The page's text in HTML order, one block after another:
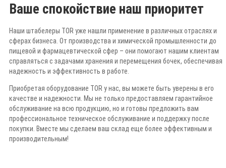
Ваше спокойствие наш приоритет
Наши штабелеры TOR уже нашли применение в различных отраслях и
сферах бизнеса. От производства и химической промышленности до
пищевой и фармацевтической сфер – они помогают нашим клиентам
справляться с задачами хранения и перемещения бочек, обеспечивая
надежность и эффективность в работе.
Приобретая оборудование TOR у нас, вы можете быть уверены в его
качестве и надежности. Мы не только предоставляем гарантийное
обслуживание на всю продукцию, но и готовы предложить вам
профессиональное техническое обслуживание и поддержку после
покупки. Вместе мы сделаем ваш склад еще более эффективным и
производительным!